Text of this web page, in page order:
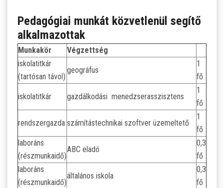
Pedagógiai munkát közvetlenül segítő
alkalmazottak
Munkakör
Végzettség
iskolatitkár
(tartósan távol)
geográfus
1
fő
iskolatitkár gazdálkodási menedzserasszisztens
1
fő
rendszergazda számítástechnikai szoftver üzemeltető
1
fő
laboráns
(részmunkaidő)
ABC eladó
0,3
fő
laboráns
(részmunkaidő)
általános iskola
0,3
fő